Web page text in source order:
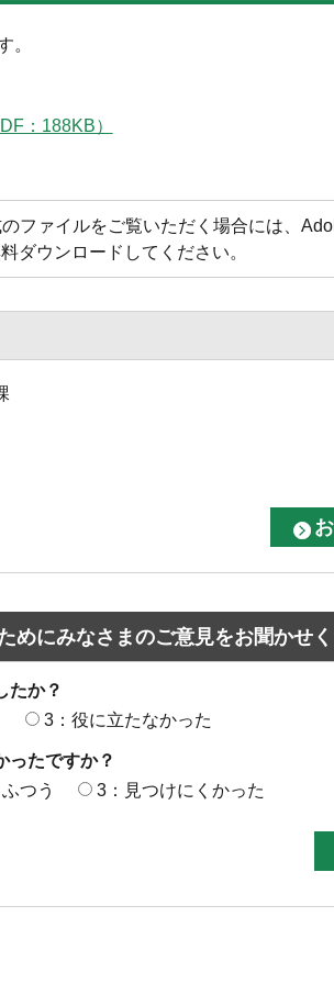
。
：188KB）
ファイルをご覧いただく場合には、
ダウンロードしてください。
めにみなさまのご意見をお聞かせ
たか？
3：役に立たなかった
ったですか？
つう 3：見つけにくかった